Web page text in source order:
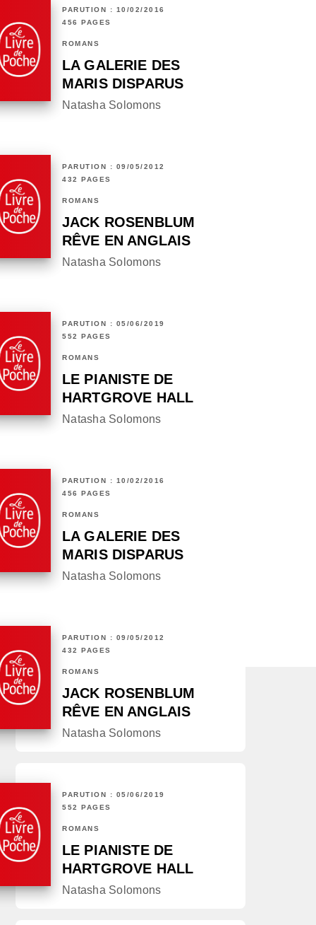
PARUTION : 10/02/2016
456 PAGES
ROMANS
LA GALERIE DES
MARIS DISPARUS
Natasha Solomons
PARUTION : 09/05/2012
432 PAGES
ROMANS
JACK ROSENBLUM
RÊVE EN ANGLAIS
Natasha Solomons
PARUTION : 05/06/2019
552 PAGES
ROMANS
LE PIANISTE DE
HARTGROVE HALL
Natasha Solomons
PARUTION : 10/02/2016
456 PAGES
ROMANS
LA GALERIE DES
MARIS DISPARUS
Natasha Solomons
PARUTION : 09/05/2012
432 PAGES
ROMANS
JACK ROSENBLUM
RÊVE EN ANGLAIS
Natasha Solomons
PARUTION : 05/06/2019
552 PAGES
ROMANS
LE PIANISTE DE
HARTGROVE HALL
Natasha Solomons